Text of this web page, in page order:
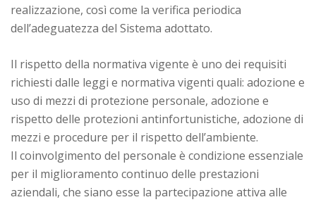
realizzazione, così come la verifica periodica
dell’adeguatezza del Sistema adottato.
Il rispetto della normativa vigente è uno dei requisiti
richiesti dalle leggi e normativa vigenti quali: adozione e
uso di mezzi di protezione personale, adozione e
rispetto delle protezioni antinfortunistiche, adozione di
mezzi e procedure per il rispetto dell’ambiente.
Il coinvolgimento del personale è condizione essenziale
per il miglioramento continuo delle prestazioni
aziendali, che siano esse la partecipazione attiva alle